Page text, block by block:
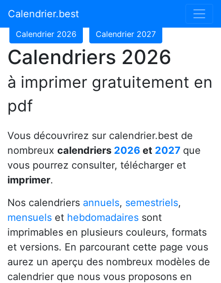
Calendrier.best
Calendrier 2024
Calendrier 2026 Calendrier 2027
Calendriers 2026
à imprimer gratuitement en
pdf
Vous découvrirez sur calendrier.best de
nombreux calendriers 2026 et 2027 que
vous pourrez consulter, télécharger et
imprimer.
Nos calendriers annuels, semestriels,
mensuels et hebdomadaires sont
imprimables en plusieurs couleurs, formats
et versions. En parcourant cette page vous
aurez un aperçu des nombreux modèles de
calendrier que nous vous proposons en